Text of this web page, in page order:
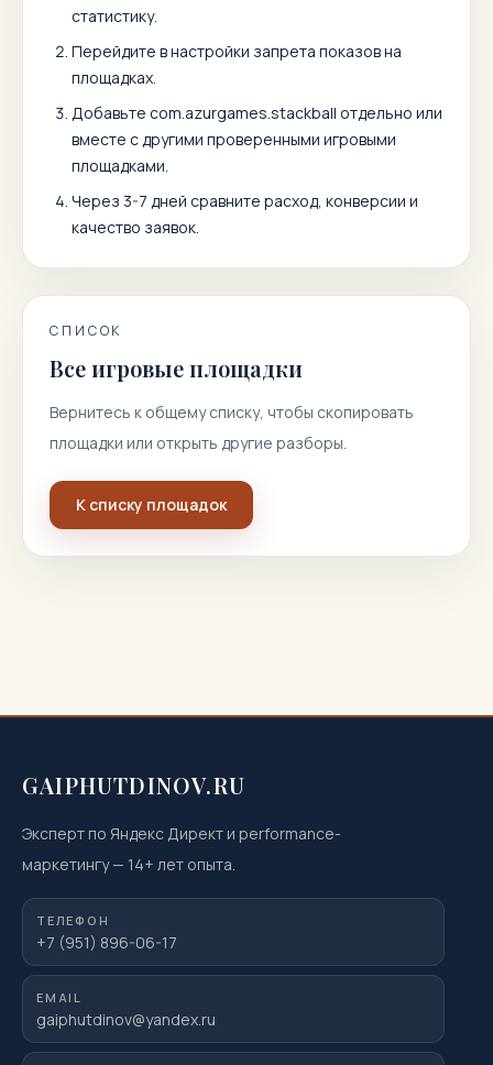
статистику.
Перейдите в настройки запрета показов на
площадках.
Добавьте com.azurgames.stackball отдельно или
вместе с другими проверенными игровыми
площадками.
Через 3-7 дней сравните расход, конверсии и
качество заявок.
СПИСОК
Все игровые площадки
Вернитесь к общему списку, чтобы скопировать
площадки или открыть другие разборы.
К списку площадок
GAIPHUTDINOV.RU
Эксперт по Яндекс Директ и performance-
маркетингу— 14+ лет опыта.
ТЕЛЕФОН
+7 (951) 896-06-17
EMAIL
gaiphutdinov@yandex.ru